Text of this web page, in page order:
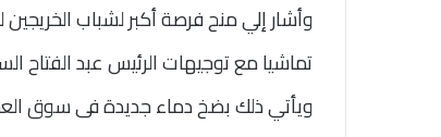
وأشار إلي منح فرصة أكبر لشباب
تماشيا مع توجيهات الرئيس عبد الفتاح
ويأتي ذلك بضخ دماء جديدة فى سوق